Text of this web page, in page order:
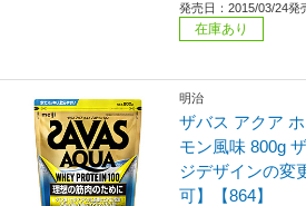
発売日：2015/03/24発
在庫あり
明治
ザバス アクア
モン風味 800g
ジデザインの変
可】【864】